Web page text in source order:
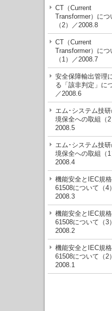
CT（Current
Transformer）につ
（2）／2008.8
CT（Current
Transformer）につ
（1）／2008.7
安全保障輸出管理
る「該非判定」に
／2008.6
エム･システム技
境保全への取組（2
2008.5
エム･システム技
境保全への取組（1
2008.4
機能安全とIEC規格
61508について（4
2008.3
機能安全とIEC規格
61508について（3
2008.2
機能安全とIEC規格
61508について（2
2008.1